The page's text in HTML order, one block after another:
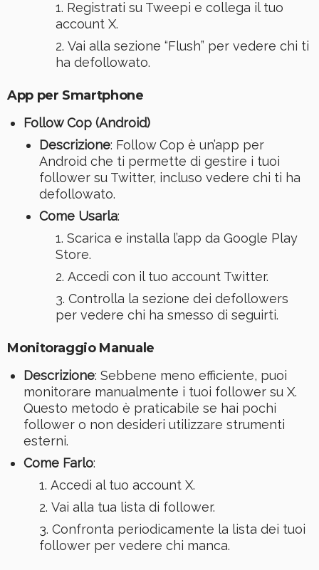
Registrati su Tweepi e collega il tuo
account X.
Vai alla sezione “Flush” per vedere chi ti
ha defollowato.
App per Smartphone
Follow Cop (Android)
Descrizione: Follow Cop è un’app per
Android che ti permette di gestire i tuoi
follower su Twitter, incluso vedere chi ti ha
defollowato.
Come Usarla:
Scarica e installa l’app da Google Play
Store.
Accedi con il tuo account Twitter.
Controlla la sezione dei defollowers
per vedere chi ha smesso di seguirti.
Monitoraggio Manuale
Descrizione: Sebbene meno efficiente, puoi
monitorare manualmente i tuoi follower su X.
Questo metodo è praticabile se hai pochi
follower o non desideri utilizzare strumenti
esterni.
Come Farlo:
Accedi al tuo account X.
Vai alla tua lista di follower.
Confronta periodicamente la lista dei tuoi
follower per vedere chi manca.